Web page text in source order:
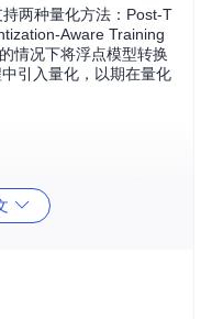
两种量化方法：Post-T
Aware Training
情况下将浮点模型转换
引入量化，以期在量化
，每一款模型都
后性能。